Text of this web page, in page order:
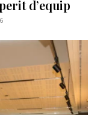
d’equip